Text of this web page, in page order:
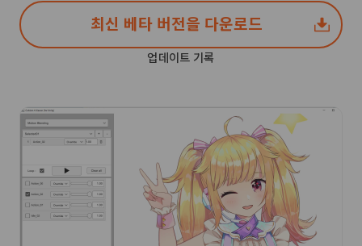
최신 베타 버전을 다운로드
업데이트 기록